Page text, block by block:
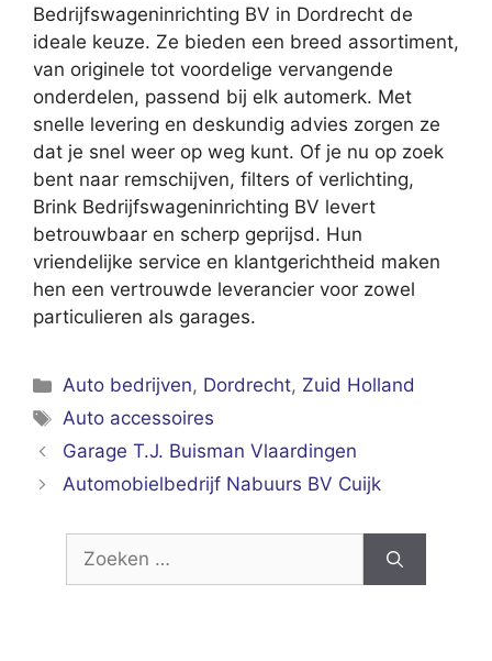
Bedrijfswageninrichting BV in Dordrecht de
ideale keuze. Ze bieden een breed assortiment,
van originele tot voordelige vervangende
onderdelen, passend bij elk automerk. Met
snelle levering en deskundig advies zorgen ze
dat je snel weer op weg kunt. Of je nu op zoek
bent naar remschijven, filters of verlichting,
Brink Bedrijfswageninrichting BV levert
betrouwbaar en scherp geprijsd. Hun
vriendelijke service en klantgerichtheid maken
hen een vertrouwde leverancier voor zowel
particulieren als garages.
Categorieën
Auto bedrijven, Dordrecht, Zuid Holland
Tags
Auto accessoires
Garage T.J. Buisman Vlaardingen
Automobielbedrijf Nabuurs BV Cuijk
Zoek